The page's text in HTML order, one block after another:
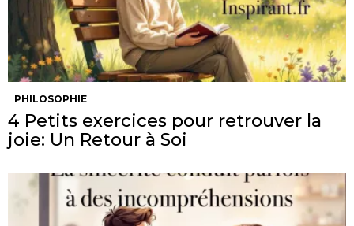
PHILOSOPHIE
4 Petits exercices pour retrouver la
joie: Un Retour à Soi